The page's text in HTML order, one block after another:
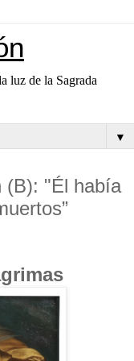
luz de la Sagrada
▼
(B): "Él había